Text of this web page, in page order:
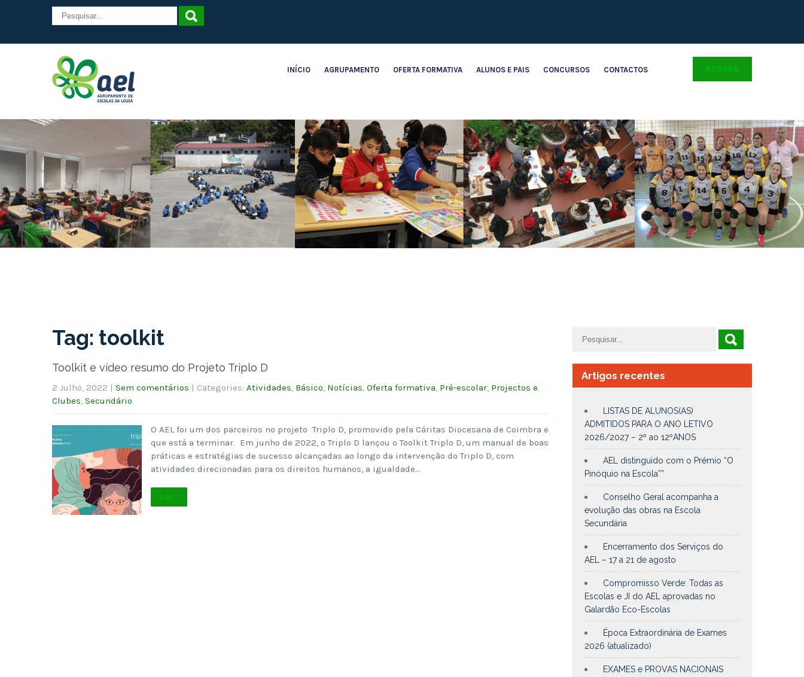
INÍCIO AGRUPAMENTO OFERTA FORMATIVA ALUNOS E PAIS CONCURSOS CONTACTOS ACESSO
Tag: toolkit
Toolkit e vídeo resumo do Projeto Triplo D
2 Julho, 2022 | Sem comentários | Categories: Atividades, Básico, Notícias, Oferta formativa, Pré-escolar, Projectos e
Clubes, Secundário
O AEL foi um dos parceiros no projeto Triplo D, promovido pela Cáritas Diocesana de Coimbra e
que está a terminar. Em junho de 2022, o Triplo D lançou o Toolkit Triplo D, um manual de boas
práticas e estratégias de sucesso alcançadas ao longo da intervenção do Triplo D, com
atividades direcionadas para os direitos humanos, a igualdade…
Ler +
Artigos recentes
LISTAS DE ALUNOS(AS)
ADMITIDOS PARA O ANO LETIVO
2026/2027 – 2º ao 12ºANOS
AEL distinguido com o Prémio “O
Pinóquio na Escola””
Conselho Geral acompanha a
evolução das obras na Escola
Secundária
Encerramento dos Serviços do
AEL – 17 a 21 de agosto
Compromisso Verde: Todas as
Escolas e JI do AEL aprovadas no
Galardão Eco-Escolas
Época Extraordinária de Exames
2026 (atualizado)
EXAMES e PROVAS NACIONAIS